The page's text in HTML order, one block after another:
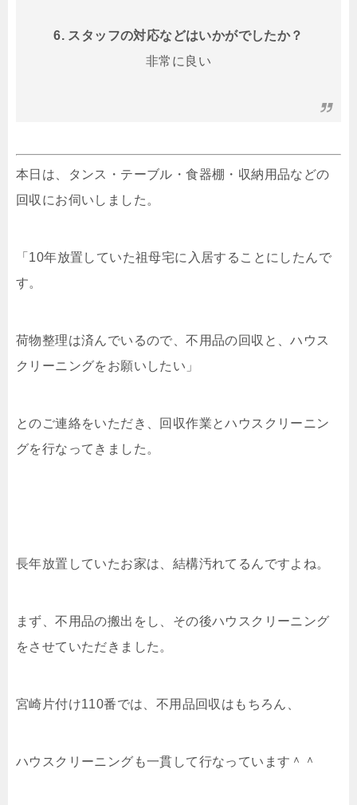
6. スタッフの対応などはいかがでしたか？
非常に良い
本日は、タンス・テーブル・食器棚・収納用品などの
回収にお伺いしました。
「10年放置していた祖母宅に入居することにしたんで
す。
荷物整理は済んでいるので、不用品の回収と、ハウス
クリーニングをお願いしたい」
とのご連絡をいただき、回収作業とハウスクリーニン
グを行なってきました。
長年放置していたお家は、結構汚れてるんですよね。
まず、不用品の搬出をし、その後ハウスクリーニング
をさせていただきました。
宮崎片付け110番では、不用品回収はもちろん、
ハウスクリーニングも一貫して行なっています＾＾